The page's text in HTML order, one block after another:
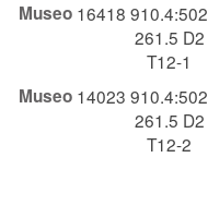
Museo 16418 910.4:502
261.5 D2
T12-1
Museo 14023 910.4:502
261.5 D2
T12-2